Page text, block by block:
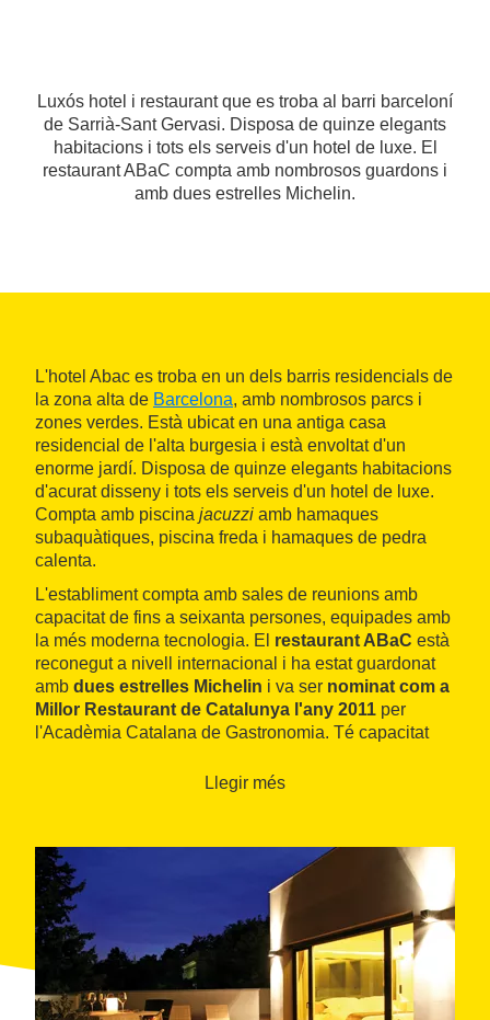
Luxós hotel i restaurant que es troba al barri barceloní
de Sarrià-Sant Gervasi. Disposa de quinze elegants
habitacions i tots els serveis d'un hotel de luxe. El
restaurant ABaC compta amb nombrosos guardons i
amb dues estrelles Michelin.
L'hotel Abac es troba en un dels barris residencials de
la zona alta de Barcelona, amb nombrosos parcs i
zones verdes. Està ubicat en una antiga casa
residencial de l'alta burgesia i està envoltat d'un
enorme jardí. Disposa de quinze elegants habitacions
d'acurat disseny i tots els serveis d'un hotel de luxe.
Compta amb piscina jacuzzi amb hamaques
subaquàtiques, piscina freda i hamaques de pedra
calenta.
L'establiment compta amb sales de reunions amb
capacitat de fins a seixanta persones, equipades amb
la més moderna tecnologia. El restaurant ABaC està
reconegut a nivell internacional i ha estat guardonat
amb dues estrelles Michelin i va ser nominat com a
Millor Restaurant de Catalunya l'any 2011 per
l'Acadèmia Catalana de Gastronomia. Té capacitat
Llegir més